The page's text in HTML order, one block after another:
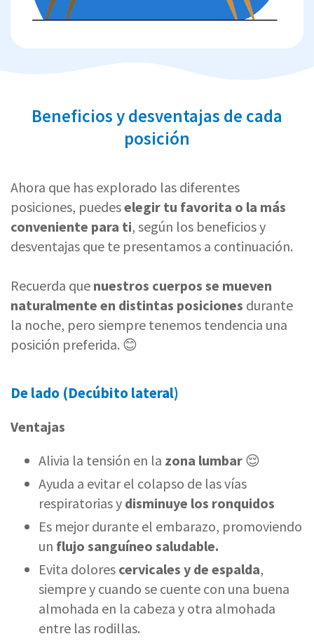
Beneficios y desventajas de cada
posición
Ahora que has explorado las diferentes
posiciones, puedeselegir tu favorita o la más
conveniente para ti, según los beneficios y
desventajas que te presentamos a continuación.
Recuerda que nuestros cuerpos se mueven
naturalmente en distintas posiciones durante
la noche, pero siempre tenemos tendencia una
posición preferida. 😊
De lado (Decúbito lateral)
Ventajas
​​Alivia la tensión en la zona lumbar 😌
Ayuda a evitar el colapso de las vías
respiratorias y disminuye los ronquidos
Es mejor durante el embarazo, promoviendo
un flujo sanguíneo saludable.
Evita dolores cervicales y de espalda,
siempre y cuando se cuente con una buena
almohada en la cabeza y otra almohada
entre las rodillas.